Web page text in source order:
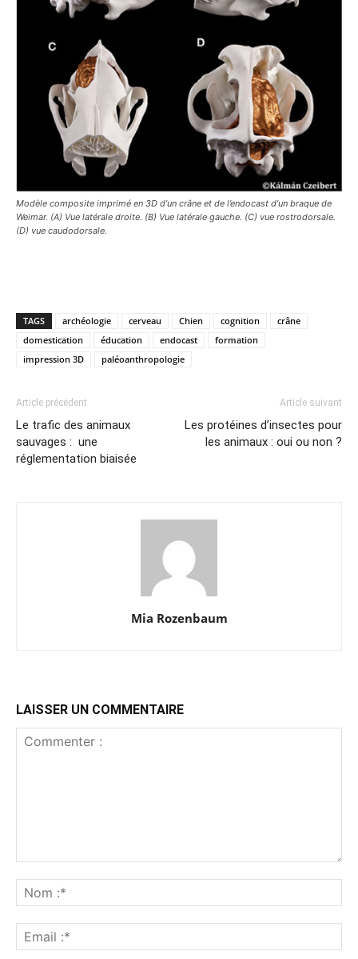
Modèle composite imprimé en 3D d’un crâne et de l’endocast d’un braque de
Weimar. (A) Vue latérale droite. (B) Vue latérale gauche. (C) vue rostrodorsale.
(D) vue caudodorsale.
TAGS archéologie cerveau Chien cognition
crâne
domestication
éducation endocast
formation
impression 3D
paléoanthropologie
Article précédent
Le trafic des animaux
sauvages : une
réglementation biaisée
Article suivant
Les protéines d’insectes pour
les animaux : oui ou non ?
Mia Rozenbaum
LAISSER UN COMMENTAIRE